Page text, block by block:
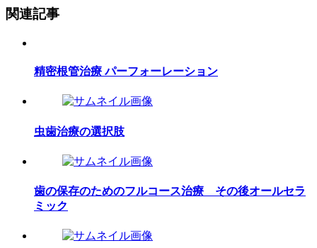
関連記事
精密根管治療 パーフォーレーション
虫歯治療の選択肢
歯の保存のためのフルコース治療 その後オールセラ
ミック